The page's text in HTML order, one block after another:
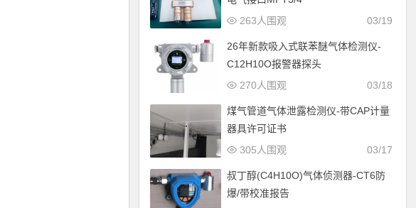
03/19
263人围观
26年新款吸入式联苯醚气体检测仪-
C12H10O报警器探头
03/18
270人围观
煤气管道气体泄露检测仪-带CAP计量
器具许可证书
03/17
305人围观
叔丁醇(C4H10O)气体侦测器-CT6防
爆/带校准报告